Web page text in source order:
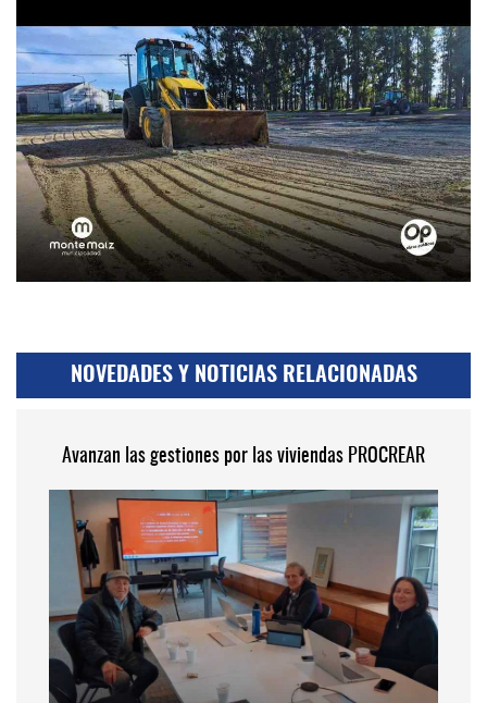
NOVEDADES Y NOTICIAS RELACIONADAS
Avanzan las gestiones por las viviendas PROCREAR